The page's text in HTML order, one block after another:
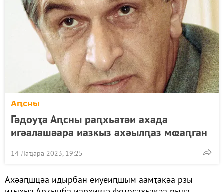
Аԥсны
Гәдоуҭа Аԥсны раԥхьатәи ахада
игәалашәара иазкыз ахәылԥаз мҩаԥган
14 Лаҵара 2023, 19:25
Ахәаԥшцәа идырбан еиуеиԥшым аамҭақәа рзы